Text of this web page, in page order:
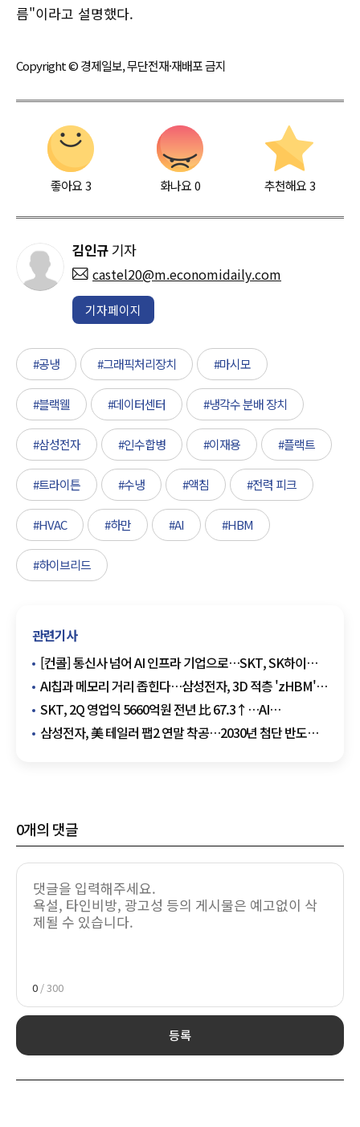
름"이라고 설명했다.
Copyright © 경제일보, 무단전재·재배포 금지
좋아요3 화나요0 추천해요 3
김인규 기자
castel20@m.economidaily.com
기자페이지
#공냉 #그래픽처리장치 #마시모
#블랙웰 #데이터센터 #냉각수 분배 장치
#삼성전자 #인수합병 #이재용 #플랙트
#트라이튼 #수냉 #액침 #전력 피크
#HVAC #하만 #AI #HBM
#하이브리드
관련기사
[컨콜] 통신사 넘어 AI 인프라 기업으로…SKT, SK하이퍼
앞세워 데이터센터 주도권 경쟁
AI칩과 메모리 거리 좁힌다…삼성전자, 3D 적층 'zHBM'
첫 공개
SKT, 2Q 영업익 5660억원 전년 比 67.3↑…AI
데이터센터가 만든 새 성장축
삼성전자, 美 테일러 팹2 연말 착공…2030년 첨단 반도체
0개의 댓글
0 / 300
등록